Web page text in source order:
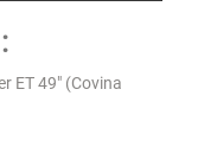
ET 49" (Covina